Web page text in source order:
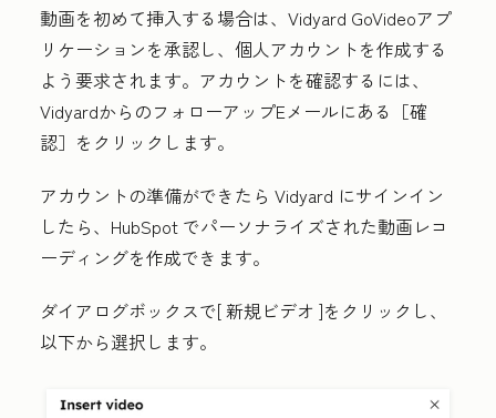
動画を初めて挿入する場合は、 Vidyard GoVideoアプ
リケーションを承認し、 個人アカウントを作成する
よう 要求されます。アカウントを確認するには、
VidyardからのフォローアップEメールにある［確
認］ をクリックします。
アカウントの準備ができたら Vidyard にサインイン
したら、HubSpot でパーソナライズされた動画レコ
ーディングを作成できます。
ダイアログボックスで[新規ビデオ ]をクリックし、
以下から選択します。